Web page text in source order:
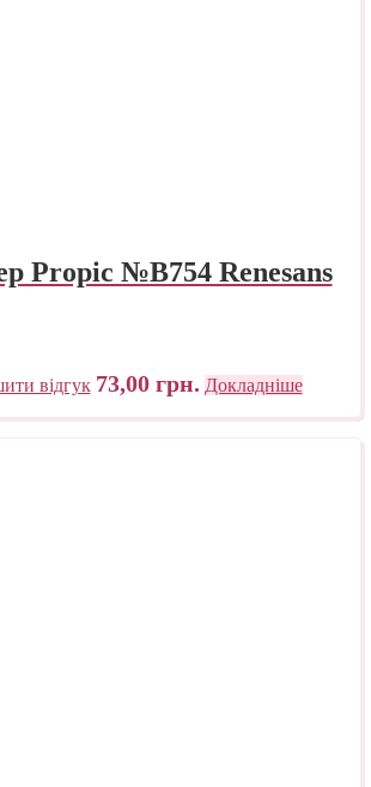
Propic №B754 Renesans
відгук 73,00 грн. Докладніше